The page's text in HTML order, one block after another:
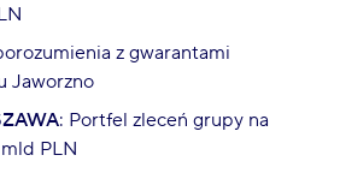
z gwarantami
Jaworzno
: Portfel zleceń grupy na
PLN